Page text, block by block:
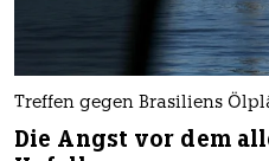
Treffen gegen Brasiliens
Die Angst vor dem